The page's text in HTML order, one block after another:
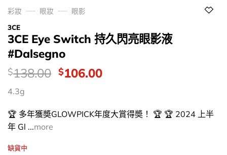
彩妝 眼妝
眼影
3CE
3CE Eye Switch 持久閃亮眼影液
#Dalsegno
價
錢：
$138.00 Original
$138.00.
$106.00Current
$106.00.
4.3g
🏆 多年獲奬GLOWPICK年度大賞得奬！ 🏆 🏆 2024 上半
年 Gl ...more
缺貨中